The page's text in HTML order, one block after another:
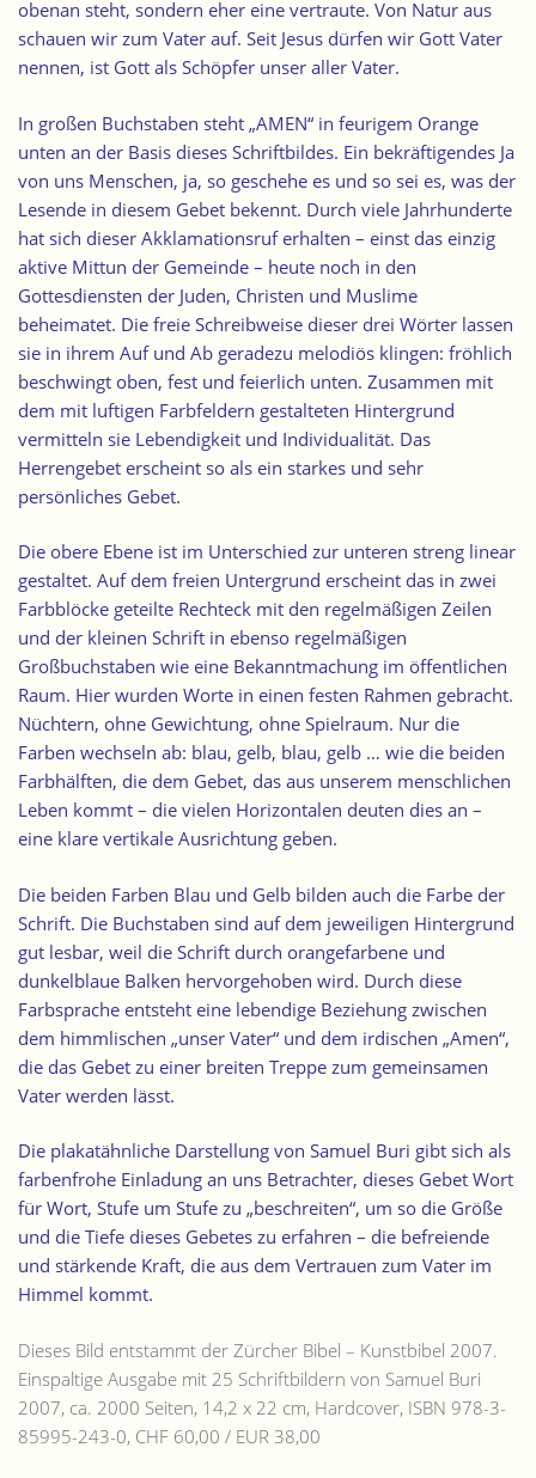
obenan steht, sondern eher eine vertraute. Von Natur aus
schauen wir zum Vater auf. Seit Jesus dürfen wir Gott Vater
nennen, ist Gott als Schöpfer unser aller Vater.
In großen Buchstaben steht „AMEN“ in feurigem Orange
unten an der Basis dieses Schriftbildes. Ein bekräftigendes Ja
von uns Menschen, ja, so geschehe es und so sei es, was der
Lesende in diesem Gebet bekennt. Durch viele Jahrhunderte
hat sich dieser Akklamationsruf erhalten – einst das einzig
aktive Mittun der Gemeinde – heute noch in den
Gottesdiensten der Juden, Christen und Muslime
beheimatet. Die freie Schreibweise dieser drei Wörter lassen
sie in ihrem Auf und Ab geradezu melodiös klingen: fröhlich
beschwingt oben, fest und feierlich unten. Zusammen mit
dem mit luftigen Farbfeldern gestalteten Hintergrund
vermitteln sie Lebendigkeit und Individualität. Das
Herrengebet erscheint so als ein starkes und sehr
persönliches Gebet.
Die obere Ebene ist im Unterschied zur unteren streng linear
gestaltet. Auf dem freien Untergrund erscheint das in zwei
Farbblöcke geteilte Rechteck mit den regelmäßigen Zeilen
und der kleinen Schrift in ebenso regelmäßigen
Großbuchstaben wie eine Bekanntmachung im öffentlichen
Raum. Hier wurden Worte in einen festen Rahmen gebracht.
Nüchtern, ohne Gewichtung, ohne Spielraum. Nur die
Farben wechseln ab: blau, gelb, blau, gelb … wie die beiden
Farbhälften, die dem Gebet, das aus unserem menschlichen
Leben kommt – die vielen Horizontalen deuten dies an –
eine klare vertikale Ausrichtung geben.
Die beiden Farben Blau und Gelb bilden auch die Farbe der
Schrift. Die Buchstaben sind auf dem jeweiligen Hintergrund
gut lesbar, weil die Schrift durch orangefarbene und
dunkelblaue Balken hervorgehoben wird. Durch diese
Farbsprache entsteht eine lebendige Beziehung zwischen
dem himmlischen „unser Vater“ und dem irdischen „Amen“,
die das Gebet zu einer breiten Treppe zum gemeinsamen
Vater werden lässt.
Die plakatähnliche Darstellung von Samuel Buri gibt sich als
farbenfrohe Einladung an uns Betrachter, dieses Gebet Wort
für Wort, Stufe um Stufe zu „beschreiten“, um so die Größe
und die Tiefe dieses Gebetes zu erfahren – die befreiende
und stärkende Kraft, die aus dem Vertrauen zum Vater im
Himmel kommt.
Dieses Bild entstammt der Zürcher Bibel – Kunstbibel 2007.
Einspaltige Ausgabe mit 25 Schriftbildern von Samuel Buri
2007, ca. 2000 Seiten, 14,2 x 22 cm, Hardcover, ISBN 978-3-
85995-243-0, CHF 60,00 / EUR 38,00